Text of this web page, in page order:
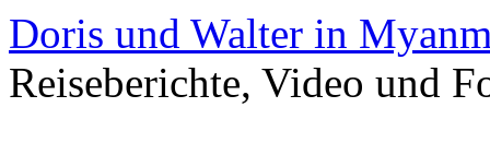
Doris und Walter in
Reiseberichte, Video und